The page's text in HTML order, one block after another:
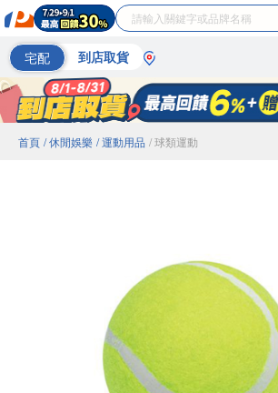
宅配 到店取貨
首頁 / 休閒娛樂 / 運動用品 / 球類運動